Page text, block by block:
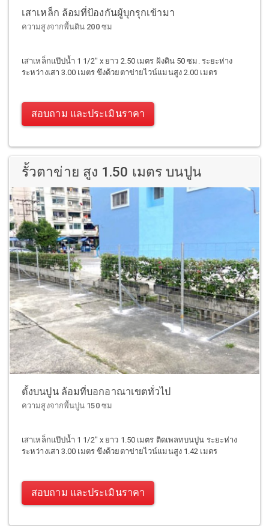
เสาเหล็ก ล้อมที่ป้องกันผู้บุกรุกเข้ามา
ความสูงจากพื้นดิน 200 ซม
เสาเหล็กแป๊ปน้ำ 1 1/2" x ยาว 2.50 เมตร ฝังดิน 50 ซม. ระยะห่าง
ระหว่างเสา 3.00 เมตร ขึงด้วยตาข่ายไวน์แมนสูง 2.00 เมตร
สอบถาม และประเมินราคา
รั้วตาข่าย สูง 1.50 เมตร บนปูน
ตั้งบนปูน ล้อมที่บอกอาณาเขตทั่วไป
ความสูงจากพื้นปูน 150 ซม
เสาเหล็กแป๊ปน้ำ 1 1/2" x ยาว 1.50 เมตร ติดเพลทบนปูน ระยะห่าง
ระหว่างเสา 3.00 เมตร ขึงด้วยตาข่ายไวน์แมนสูง 1.42 เมตร
สอบถาม และประเมินราคา